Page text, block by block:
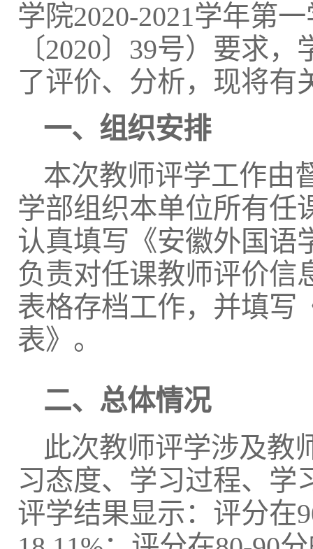
学院2020-2021学年第
〔2020〕39号）要求
了评价、分析，现将有
一、组织安排
本次教师评学工作由
学部组织本单位所有任
认真填写《安徽外国语
负责对任课教师评价信
表格存档工作，并填写
表》。
二、总体情况
此次教师评学涉及教
习态度、学习过程、学
评学结果显示：评分在